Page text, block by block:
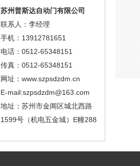
苏州普斯达自动门有限公司
联系人：李经理
手机：13912781651
电话：0512-65348151
传真：0512-65348151
网址：www.szpsdzdm.cn
E-mail:szpsdzdm@163.com
地址：苏州市金阊区城北西路
1599号（机电五金城）E幢288